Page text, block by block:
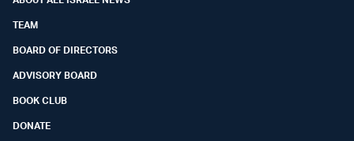
TEAM
BOARD OF DIRECTORS
ADVISORY BOARD
BOOK CLUB
DONATE